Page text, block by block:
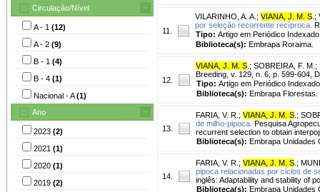
Circulação/Nível
A - 1 (12)
A - 2 (9)
B - 1 (4)
B - 4 (1)
Nacional - A(1)
Ano
2023 (2)
2021 (1)
2020 (1)
2019 (2)
11.
VILARINHO, A. A. ; VIANA, J. M. S ;
por seleção recorrente recíproca.
Tipo: Artigo em Periódico Indexado
Biblioteca(s): Embrapa Roraima.
12.
VIANA, J. M. S ; SOBREIRA, F. M. ;
Breeding, v. 129, n. 6, p. 599-604,
Tipo: Artigo em Periódico Indexado
Biblioteca(s): Embrapa Florestas.
13.
FARIA, V. R. ; VIANA, J. M. S ;
de milho-pipoca. Pesquisa
recurrent selection to obtain
Biblioteca(s): Embrapa Unidades
14.
FARIA, V. R. ; VIANA, J. M. S ;
pipoca relacionadas por ciclos de
inglês: Adaptability and stability of
Biblioteca(s): Embrapa Unidades